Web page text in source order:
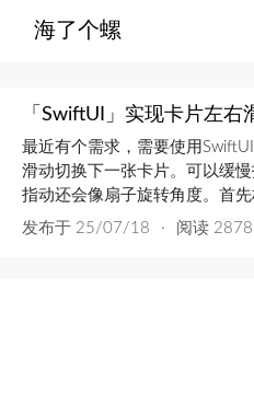
海了个螺
「SwiftUI」实现卡片左右
最近有个需求，需要使用
滑动切换下一张卡片。可以缓
指动还会像扇子旋转角度。首
面import SwiftUI struct ContentView: View { var body: some
发布于 25/07/18 · 阅读 2878